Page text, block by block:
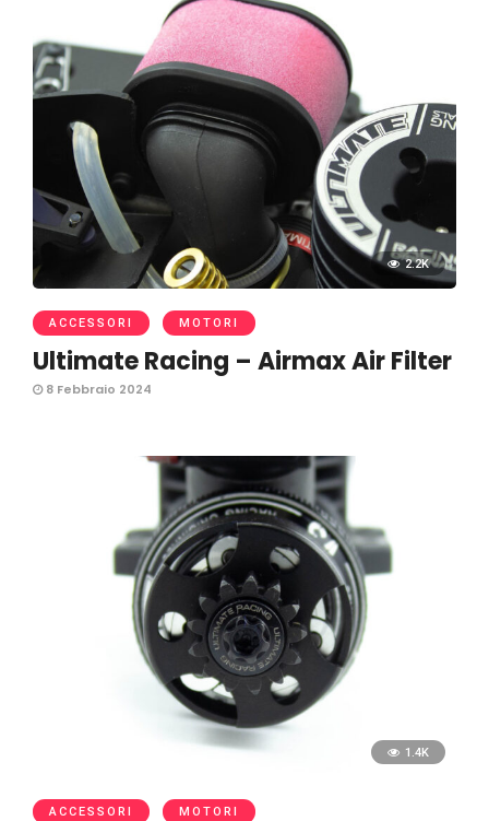
2.2K
ACCESSORI MOTORI
Ultimate Racing – Airmax Air Filter
8 Febbraio 2024
1.4K
ACCESSORI MOTORI